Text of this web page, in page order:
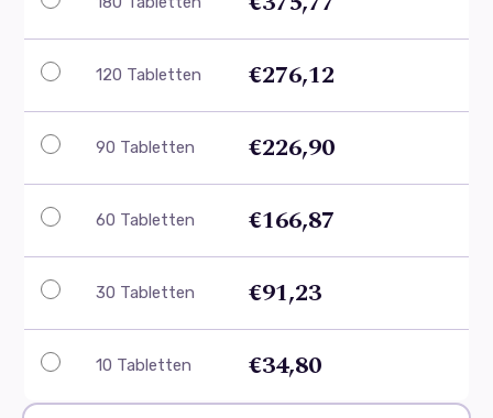
120 Tabletten €276,12
90 Tabletten €226,90
60 Tabletten €166,87
30 Tabletten €91,23
10 Tabletten €34,80